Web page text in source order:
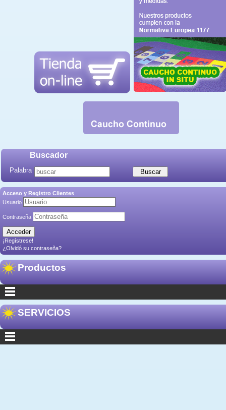
Buscador
Palabra
Acceso y Registro Clientes
Usuario
Contraseña
¡Regístrese!
¿Olvidó su contraseña?
Productos
SERVICIOS